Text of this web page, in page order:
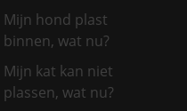
Mijn hond plast
binnen, wat nu?
Mijn kat kan niet
plassen, wat nu?